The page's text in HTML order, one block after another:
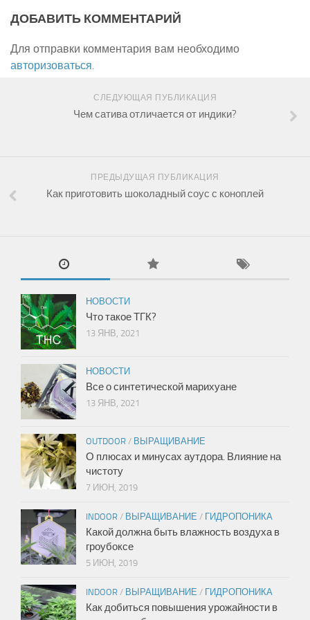
ДОБАВИТЬ КОММЕНТАРИЙ
Для отправки комментария вам необходимо
авторизоваться.
СЛЕДУЮЩАЯ ПУБЛИКАЦИЯ
Чем сатива отличается от индики?
ПРЕДЫДУЩАЯ ПУБЛИКАЦИЯ
Как приготовить шоколадный соус с коноплей
НОВОСТИ
Что такое ТГК?
13 ЯНВ, 2021
НОВОСТИ
Все о синтетической марихуане
13 ЯНВ, 2021
OUTDOOR / ВЫРАЩИВАНИЕ
О плюсах и минусах аутдора. Влияние на
чистоту
7 ИЮН, 2019
INDOOR / ВЫРАЩИВАНИЕ / ГИДРОПОНИКА
Какой должна быть влажность воздуха в
гроубоксе
5 ИЮН, 2019
INDOOR / ВЫРАЩИВАНИЕ / ГИДРОПОНИКА
Как добиться повышения урожайности в